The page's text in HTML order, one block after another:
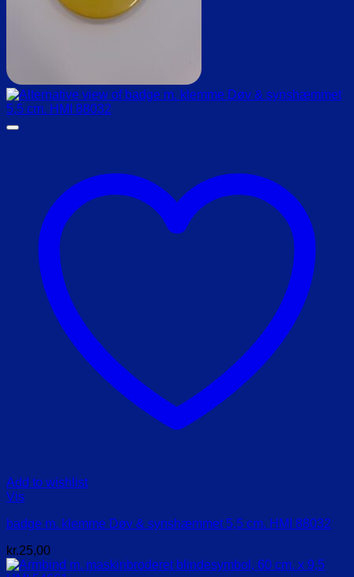
Add to wishlist
Vis
badge m. klemme Døv & synshæmmet 5,5 cm. HMI 88032
kr.25,00